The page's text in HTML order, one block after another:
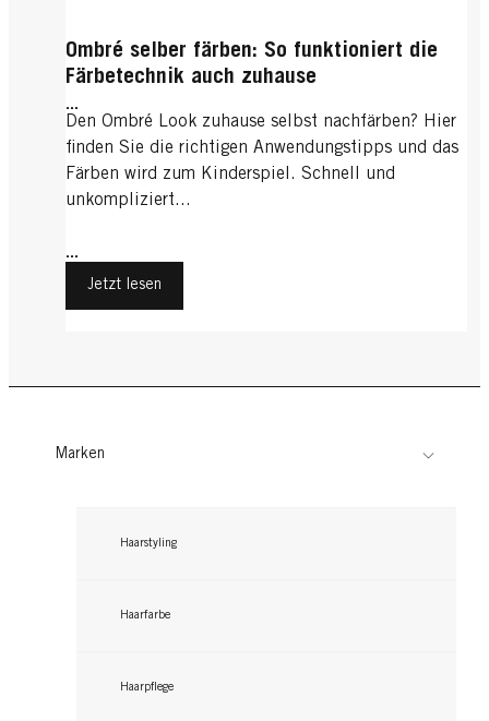
Ombré selber färben: So funktioniert die
Färbetechnik auch zuhause
...
Den Ombré Look zuhause selbst nachfärben? Hier
finden Sie die richtigen Anwendungstipps und das
Färben wird zum Kinderspiel. Schnell und
unkompliziert...
...
Jetzt lesen
Marken
Haarstyling
Haarfarbe
Haarpflege